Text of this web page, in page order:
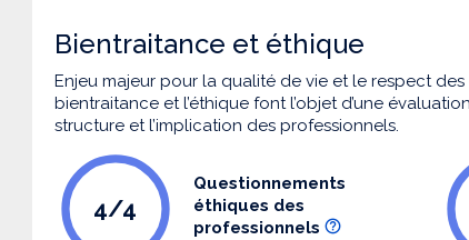
Bientraitance et éthique
Enjeu majeur pour la qualité de vie et le respect
bientraitance et l’éthique font l’objet d’une
structure et l’implication des professionnels.
4/4
Questionnements
éthiques des
professionnels